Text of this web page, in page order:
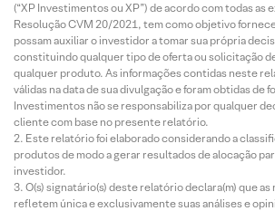
(“XP Investimentos ou XP”) de acordo com todas as
Resolução CVM 20/2021, tem como objetivo
possam auxiliar o investidor a tomar sua própria
constituindo qualquer tipo de oferta ou solicitação
qualquer produto. As informações contidas neste
válidas na data de sua divulgação e foram obtidas de
Investimentos não se responsabiliza por qualquer
cliente com base no presente relatório.
Este relatório foi elaborado considerando a
produtos de modo a gerar resultados de alocação
investidor.
O(s) signatário(s) deste relatório declara(m) que
refletem única e exclusivamente suas análises e